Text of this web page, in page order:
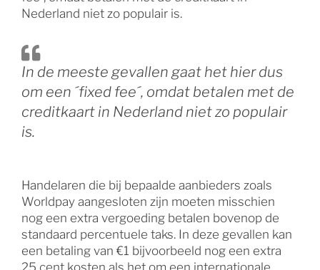
Nederland niet zo populair is.
In de meeste gevallen gaat het hier dus
om een ´fixed fee´, omdat betalen met de
creditkaart in Nederland niet zo populair
is.
Handelaren die bij bepaalde aanbieders zoals
Worldpay aangesloten zijn moeten misschien
nog een extra vergoeding betalen bovenop de
standaard percentuele taks. In deze gevallen kan
een betaling van €1 bijvoorbeeld nog een extra
25 cent kosten als het om een internationale